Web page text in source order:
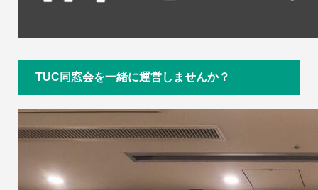
TUC同窓会を一緒に運営しませんか？